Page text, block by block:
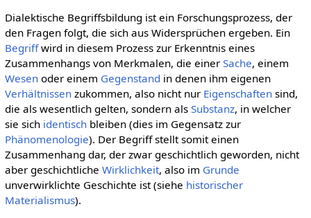
Dialektische Begriffsbildung ist ein Forschungsprozess, der
den Fragen folgt, die sich aus Widersprüchen ergeben. Ein
Begriffwird in diesem Prozess zur Erkenntnis eines
Zusammenhangs von Merkmalen, die einer Sache, einem
Wesenoder einem Gegenstand in denen ihm eigenen
Verhältnissenzukommen, also nicht nur Eigenschaftensind,
die als wesentlich gelten, sondern als Substanz, in welcher
sie sich identischbleiben (dies im Gegensatz zur
Phänomenologie). Der Begriff stellt somit einen
Zusammenhang dar, der zwar geschichtlich geworden, nicht
aber geschichtliche Wirklichkeit, also im Grunde
unverwirklichte Geschichte ist (siehe historischer
Materialismus).